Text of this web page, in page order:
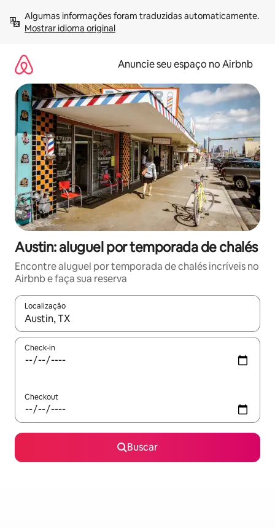
para
Mostrar idioma original
Anuncie seu espaço no Airbnb
Austin: aluguel por temporada de chalés
Encontre aluguel por temporada de chalés incríveis no
Airbnb e faça sua reserva
Localização
Quando os resultados estiverem disponíveis, explore-os
Check-in
Checkout
Buscar